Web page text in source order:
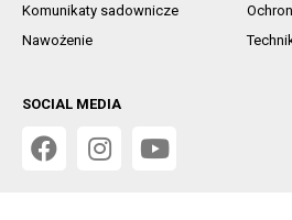
Komunikaty sadownicze
Nawożenie
SOCIAL MEDIA